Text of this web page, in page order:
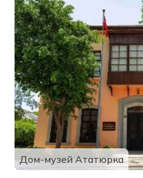
Дом-музей Ататюрка